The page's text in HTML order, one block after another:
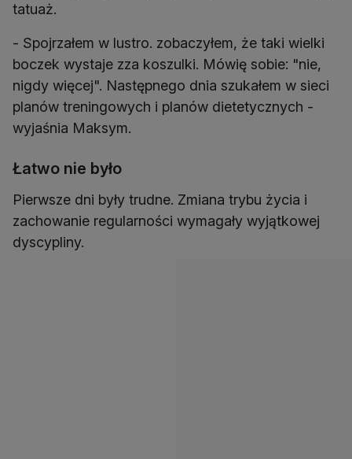
tatuaż.
- Spojrzałem w lustro. zobaczyłem, że taki wielki
boczek wystaje zza koszulki. Mówię sobie: "nie,
nigdy więcej". Następnego dnia szukałem w sieci
planów treningowych i planów dietetycznych -
wyjaśnia Maksym.
Łatwo nie było
Pierwsze dni były trudne. Zmiana trybu życia i
zachowanie regularności wymagały wyjątkowej
dyscypliny.